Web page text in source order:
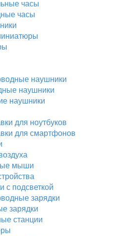
часы
часы
наушники
наушники
наушники
для ноутбуков
для смартфонов
мыши
с подсветкой
зарядки
зарядки
станции